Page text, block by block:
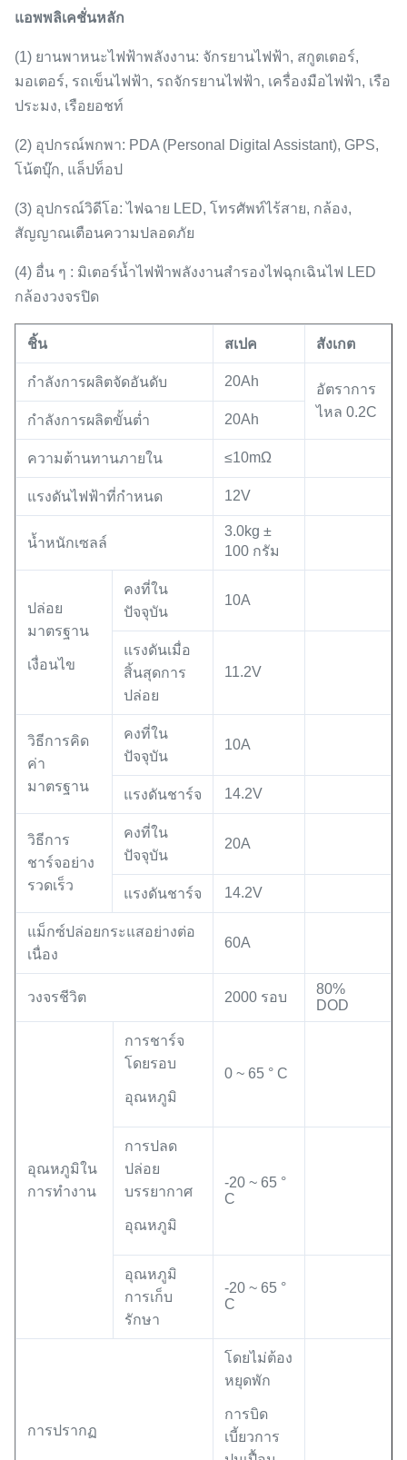
แอพพลิเคชั่นหลัก
(1) ยานพาหนะไฟฟ้าพลังงาน: จักรยานไฟฟ้า, สกูตเตอร์,
มอเตอร์, รถเข็นไฟฟ้า, รถจักรยานไฟฟ้า, เครื่องมือไฟฟ้า, เรือ
ประมง, เรือยอชท์
(2) อุปกรณ์พกพา: PDA (Personal Digital Assistant), GPS,
โน้ตบุ๊ก, แล็ปท็อป
(3) อุปกรณ์วิดีโอ: ไฟฉาย LED, โทรศัพท์ไร้สาย, กล้อง,
สัญญาณเตือนความปลอดภัย
(4) อื่น ๆ : มิเตอร์น้ำไฟฟ้าพลังงานสำรองไฟฉุกเฉินไฟ LED
กล้องวงจรปิด
ชิ้น สเปค สังเกต
กำลังการผลิตจัดอันดับ 20Ah
อัตราการ
ไหล 0.2C
กำลังการผลิตขั้นต่ำ 20Ah
ความต้านทานภายใน ≤10mΩ
แรงดันไฟฟ้าที่กำหนด 12V
น้ำหนักเซลล์
3.0kg ±
100 กรัม
ปล่อย
มาตรฐาน
เงื่อนไข
คงที่ใน
ปัจจุบัน
10A
แรงดันเมื่อ
สิ้นสุดการ
ปล่อย
11.2V
วิธีการคิด
ค่า
มาตรฐาน
คงที่ใน
ปัจจุบัน
10A
แรงดันชาร์จ 14.2V
วิธีการ
ชาร์จอย่าง
รวดเร็ว
คงที่ใน
ปัจจุบัน
20A
แรงดันชาร์จ 14.2V
แม็กซ์ปล่อยกระแสอย่างต่อ
เนื่อง
60A
วงจรชีวิต 2000 รอบ
80%
DOD
อุณหภูมิใน
การทำงาน
การชาร์จ
โดยรอบ
อุณหภูมิ
0 ~ 65 ° C
การปลด
ปล่อย
บรรยากาศ
อุณหภูมิ
-20 ~ 65 °
C
อุณหภูมิ
การเก็บ
รักษา
-20 ~ 65 °
C
การปรากฏ
โดยไม่ต้อง
หยุดพัก
การบิด
เบี้ยวการ